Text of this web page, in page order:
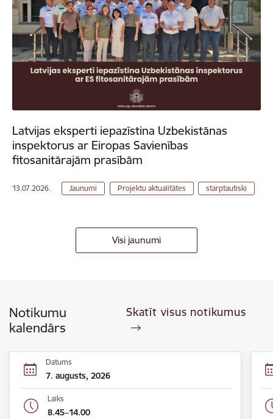
Latvijas eksperti iepazīstina Uzbekistānas
inspektorus ar Eiropas Savienības
fitosanitārajām prasībām
13.07.2026. Jaunumi Projektu aktualitātes starptautiski
Visi jaunumi
Notikumu
kalendārs
Skatīt visus notikumus
Datums
7. augusts, 2026
Laiks
8.45–14.00